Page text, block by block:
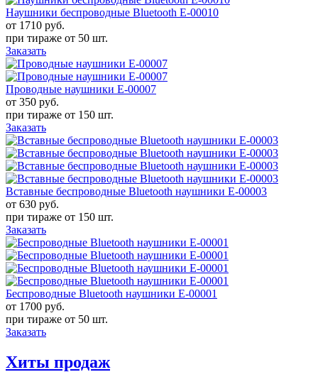
Наушники беспроводные Bluetooth Е-00010
от 1710 руб.
при тираже от 50 шт.
Заказать
Проводные наушники Е-00007
от 350 руб.
при тираже от 150 шт.
Заказать
Вставные беспроводные Bluetooth наушники Е-00003
от 630 руб.
при тираже от 150 шт.
Заказать
Беспроводные Bluetooth наушники E-00001
от 1700 руб.
при тираже от 50 шт.
Заказать
Хиты продаж